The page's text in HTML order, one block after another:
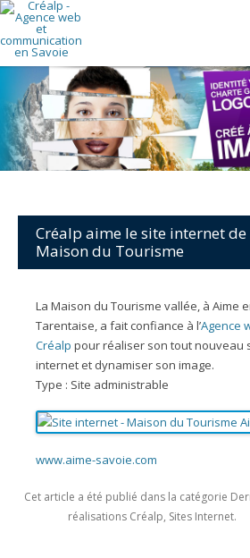
Créalp aime le site internet de
Maison du Tourisme
La Maison du Tourisme vallée, à Aime
Tarentaise, a fait confiance à l’Agence
Créalp pour réaliser son tout nouveau
internet et dynamiser son image.
Type : Site administrable
www.aime-savoie.com
Cet article a été publié dans la catégorie
réalisations Créalp, Sites Internet.